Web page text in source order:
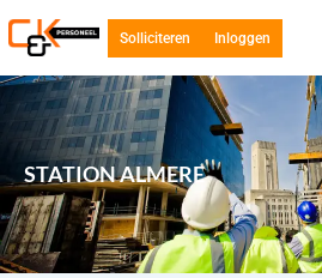
Solliciteren Inloggen
STATION ALMERE